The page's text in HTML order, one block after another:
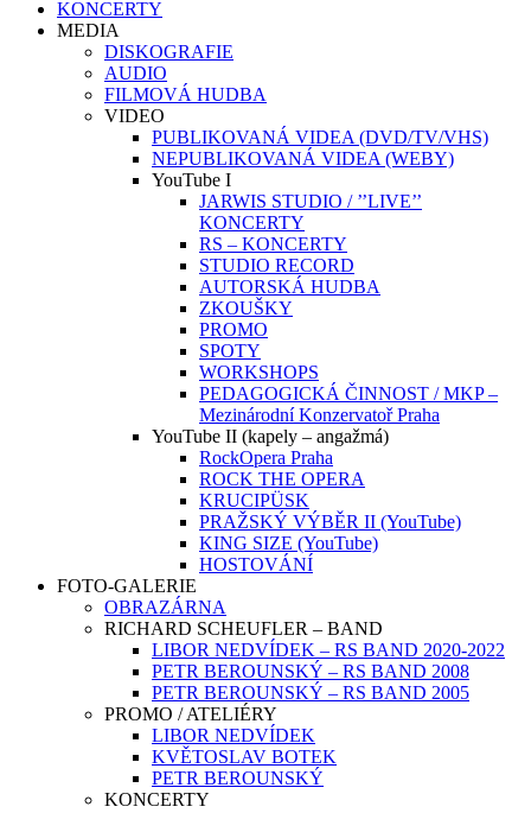
KONCERTY
MEDIA
DISKOGRAFIE
AUDIO
FILMOVÁ HUDBA
VIDEO
PUBLIKOVANÁ VIDEA (DVD/TV/VHS)
NEPUBLIKOVANÁ VIDEA (WEBY)
YouTube I
JARWIS STUDIO / ’’LIVE’’
KONCERTY
RS – KONCERTY
STUDIO RECORD
AUTORSKÁ HUDBA
ZKOUŠKY
PROMO
SPOTY
WORKSHOPS
PEDAGOGICKÁ ČINNOST / MKP –
Mezinárodní Konzervatoř Praha
YouTube II (kapely – angažmá)
RockOpera Praha
ROCK THE OPERA
KRUCIPÜSK
PRAŽSKÝ VÝBĚR II (YouTube)
KING SIZE (YouTube)
HOSTOVÁNÍ
FOTO-GALERIE
OBRAZÁRNA
RICHARD SCHEUFLER – BAND
LIBOR NEDVÍDEK – RS BAND 2020-2022
PETR BEROUNSKÝ – RS BAND 2008
PETR BEROUNSKÝ – RS BAND 2005
PROMO / ATELIÉRY
LIBOR NEDVÍDEK
KVĚTOSLAV BOTEK
PETR BEROUNSKÝ
KONCERTY